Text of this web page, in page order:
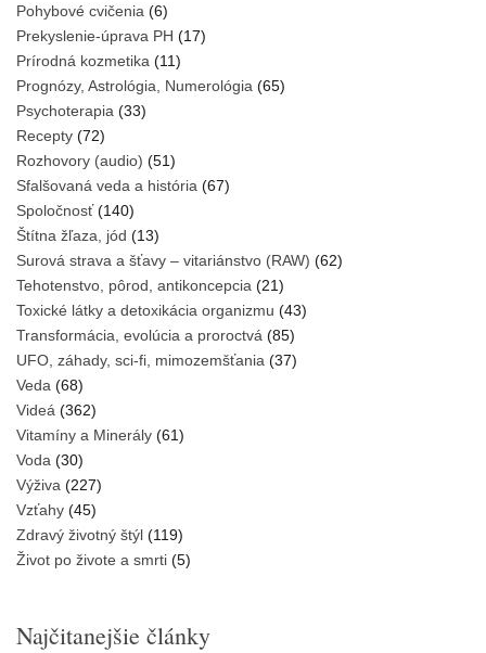
Pohybové cvičenia (6)
Prekyslenie-úprava PH (17)
Prírodná kozmetika (11)
Prognózy, Astrológia, Numerológia (65)
Psychoterapia (33)
Recepty (72)
Rozhovory (audio) (51)
Sfalšovaná veda a história (67)
Spoločnosť(140)
Štítna žľaza, jód (13)
Surová strava a šťavy – vitariánstvo (RAW) (62)
Tehotenstvo, pôrod, antikoncepcia (21)
Toxické látky a detoxikácia organizmu (43)
Transformácia, evolúcia a proroctvá (85)
UFO, záhady, sci-fi, mimozemšťania (37)
Veda (68)
Videá (362)
Vitamíny a Minerály (61)
Voda (30)
Výživa (227)
Vzťahy (45)
Zdravý životný štýl (119)
Život po živote a smrti (5)
Najčitanejšie články